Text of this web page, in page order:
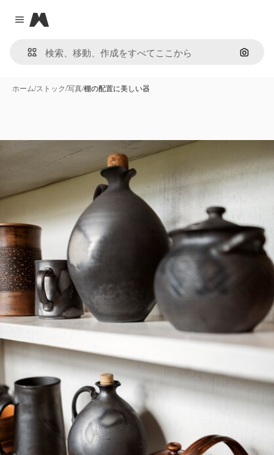
Close menu
Magnific
画像で
ホーム/ストック/写真/棚の配置に美しい器